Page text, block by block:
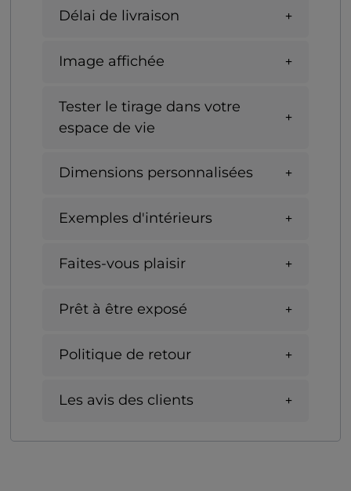
Délai de livraison
Image affichée
Tester le tirage dans votre
espace de vie
Dimensions personnalisées
Exemples d'intérieurs
Faites-vous plaisir
Prêt à être exposé
Politique de retour
Les avis des clients